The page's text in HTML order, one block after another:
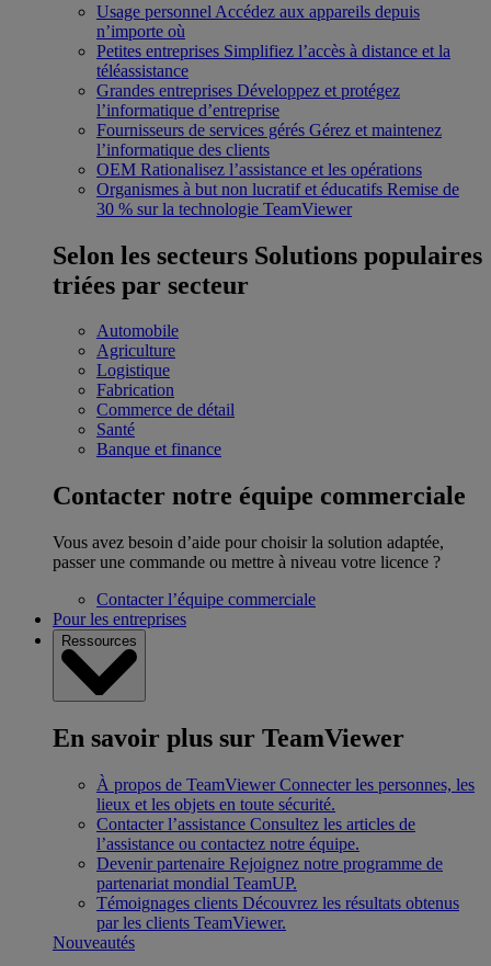
Usage personnel Accédez aux appareils depuis
n’importe où
Petites entreprises Simplifiez l’accès à distance et la
téléassistance
Grandes entreprises Développez et protégez
l’informatique d’entreprise
Fournisseurs de services gérés Gérez et maintenez
l’informatique des clients
OEM Rationalisez l’assistance et les opérations
Organismes à but non lucratif et éducatifs Remise de
30 % sur la technologie TeamViewer
Selon les secteurs Solutions populaires
triées par secteur
Automobile
Agriculture
Logistique
Fabrication
Commerce de détail
Santé
Banque et finance
Contacter notre équipe commerciale
Vous avez besoin d’aide pour choisir la solution adaptée,
passer une commande ou mettre à niveau votre licence ?
Contacter l’équipe commerciale
Pour les entreprises
Ressources
En savoir plus sur TeamViewer
À propos de TeamViewer Connecter les personnes, les
lieux et les objets en toute sécurité.
Contacter l’assistance Consultez les articles de
l’assistance ou contactez notre équipe.
Devenir partenaire Rejoignez notre programme de
partenariat mondial TeamUP.
Témoignages clients Découvrez les résultats obtenus
par les clients TeamViewer.
Nouveautés